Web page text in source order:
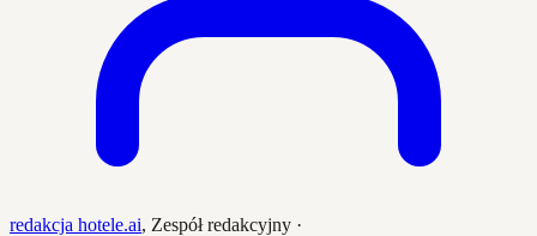
redakcja hotele.ai, Zespół redakcyjny ·